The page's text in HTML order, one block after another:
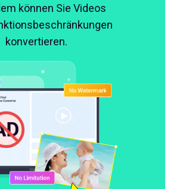
können Sie Videos
konvertieren.